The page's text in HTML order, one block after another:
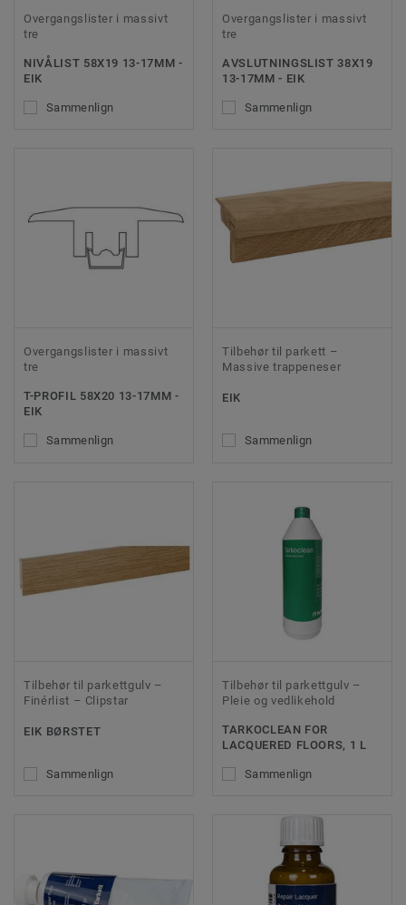
Overgangslister i massivt
tre
NIVÅLIST 58X19 13-17MM -
EIK
Sammenlign
Overgangslister i massivt
tre
AVSLUTNINGSLIST 38X19
13-17MM - EIK
Sammenlign
Overgangslister i massivt
tre
T-PROFIL 58X20 13-17MM -
EIK
Sammenlign
Tilbehør til parkett –
Massive trappeneser
EIK
Sammenlign
Tilbehør til parkettgulv –
Finérlist – Clipstar
EIK BØRSTET
Sammenlign
Tilbehør til parkettgulv –
Pleie og vedlikehold
TARKOCLEAN FOR
LACQUERED FLOORS, 1 L
Sammenlign